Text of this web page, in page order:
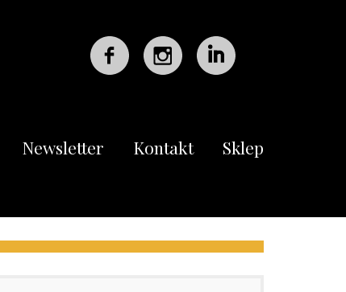
Newsletter Kontakt Sklep